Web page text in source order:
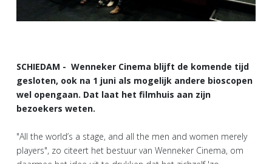
SCHIEDAM - Wenneker Cinema blijft de komende tijd
gesloten, ook na 1 juni als mogelijk andere bioscopen
wel opengaan. Dat laat het filmhuis aan zijn
bezoekers weten.
"All the world’s a stage, and all the men and women merely
players", zo citeert het bestuur van Wenneker Cinema, om